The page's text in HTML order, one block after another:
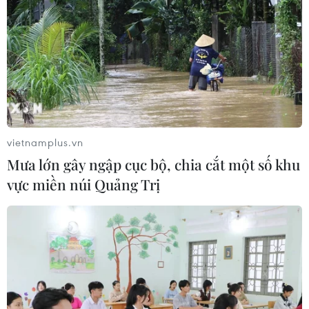
Lãng mạn bộ sưu tập phong cách
Phục hưng của Giao Linh
14/11/2016 07:21
Bộ sưu tập “Under the moonlight” của Giao Linh là sự
kết hợp của các phom dáng châu Âu thời kỳ Phục hưng
với hình ảnh người phụ nữ trưởng thành, hạnh phúc và
vietnamplus.vn
Mưa lớn gây ngập cục bộ, chia cắt một số khu
vực miền núi Quảng Trị